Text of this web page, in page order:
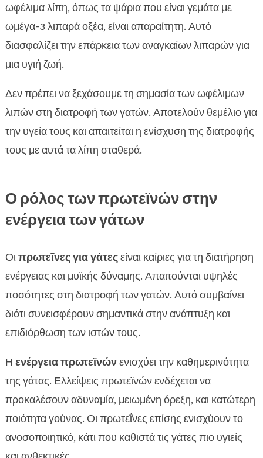
ωφέλιμα λίπη, όπως τα ψάρια που είναι γεμάτα με
ωμέγα-3 λιπαρά οξέα, είναι απαραίτητη. Αυτό
διασφαλίζει την επάρκεια των αναγκαίων λιπαρών για
μια υγιή ζωή.
Δεν πρέπει να ξεχάσουμε τη σημασία των ωφέλιμων
λιπών στη διατροφή των γατών. Αποτελούν θεμέλιο για
την υγεία τους και απαιτείται η ενίσχυση της διατροφής
τους με αυτά τα λίπη σταθερά.
Ο ρόλος των πρωτεϊνών στην
ενέργεια των γάτων
Οιπρωτεΐνες για γάτεςείναι καίριες για τη διατήρηση
ενέργειας και μυϊκής δύναμης. Απαιτούνται υψηλές
ποσότητες στη διατροφή των γατών. Αυτό συμβαίνει
διότι συνεισφέρουν σημαντικά στην ανάπτυξη και
επιδιόρθωση των ιστών τους.
Η ενέργεια πρωτεϊνώνενισχύει την καθημερινότητα
της γάτας. Ελλείψεις πρωτεϊνών ενδέχεται να
προκαλέσουν αδυναμία, μειωμένη όρεξη, και κατώτερη
ποιότητα γούνας. Οι πρωτεΐνες επίσης ενισχύουν το
ανοσοποιητικό, κάτι που καθιστά τις γάτες πιο υγιείς